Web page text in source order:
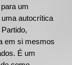
um
autocrítica
em si mesmos
É um